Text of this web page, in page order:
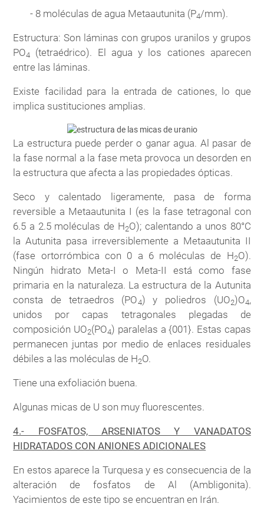
- 8 moléculas de agua Metaautunita (P4/mm).
Estructura: Son láminas con grupos uranilos y grupos
PO4
(tetraédrico). El agua y los cationes aparecen
entre las láminas.
Existe facilidad para la entrada de cationes, lo que
implica sustituciones amplias.
La estructura puede perder o ganar agua. Al pasar de
la fase normal a la fase meta provoca un desorden en
la estructura que afecta a las propiedades ópticas.
Seco y calentado ligeramente, pasa de forma
reversible a Metaautunita I (es la fase tetragonal con
6.5 a 2.5 moléculas de H2O); calentando a unos 80°C
la Autunita pasa irreversiblemente a Metaautunita II
(fase ortorrómbica con 0 a 6 moléculas de H2O).
Ningún hidrato Meta-I o Meta-II está como fase
primaria en la naturaleza. La estructura de la Autunita
consta de tetraedros (PO4) y poliedros (UO2)O4,
unidos por capas tetragonales plegadas de
composición UO2(PO4) paralelas a {001}. Estas capas
permanecen juntas por medio de enlaces residuales
débiles a las moléculas de H2O.
Tiene una exfoliación buena.
Algunas micas de U son muy fluorescentes.
4.- FOSFATOS, ARSENIATOS Y VANADATOS
HIDRATADOS CON ANIONES ADICIONALES
En estos aparece la Turquesa y es consecuencia de la
alteración de fosfatos de Al (Ambligonita).
Yacimientos de este tipo se encuentran en Irán.